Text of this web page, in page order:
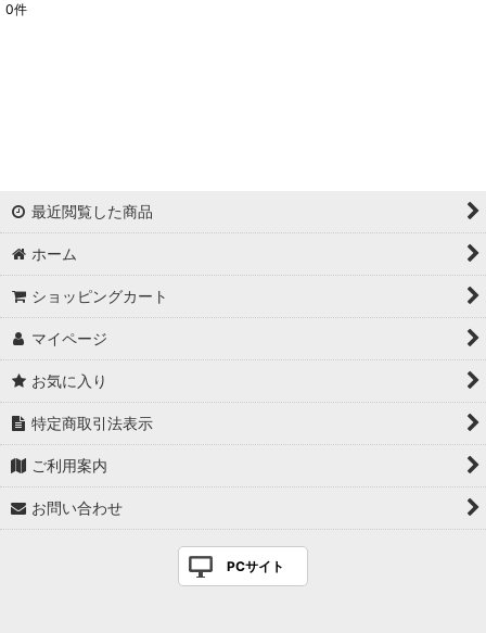
0件
最近閲覧した商品
ホーム
ショッピングカート
マイページ
お気に入り
特定商取引法表示
ご利用案内
お問い合わせ
PCサイト